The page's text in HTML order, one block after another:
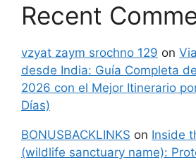
Recent
vzyat zaym srochno 129 on
desde India: Guía Completa
2026 con el Mejor Itinerario
Días)
BONUSBACKLINKS on Inside
(wildlife sanctuary name):